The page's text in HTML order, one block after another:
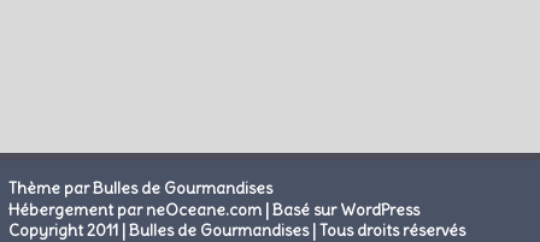
Thème par Bulles de Gourmandises
Hébergement par neOceane.com |Basé sur WordPress
Copyright 2011 | Bulles de Gourmandises | Tous droits réservés